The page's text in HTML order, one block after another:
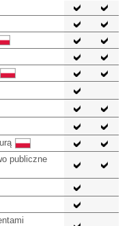
publiczne